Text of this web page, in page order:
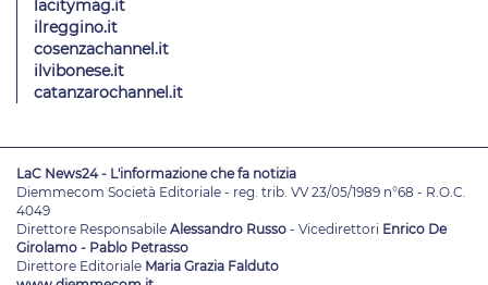
lacitymag.it
ilreggino.it
cosenzachannel.it
ilvibonese.it
catanzarochannel.it
LaC News24 - L'informazione che fa notizia
Diemmecom Società Editoriale - reg. trib. VV 23/05/1989 n°68 - R.O.C.
4049
Direttore Responsabile Alessandro Russo - Vicedirettori Enrico De
Girolamo - Pablo Petrasso
Direttore Editoriale Maria Grazia Falduto